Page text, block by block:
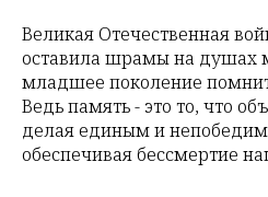
Великая Отечественная
оставила шрамы на душах
младшее поколение
Ведь память - это то, что
делая единым и
обеспечивая бессмертие